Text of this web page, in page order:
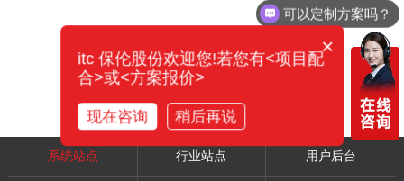
系统站点 行业站点 用户后台
可以定制方案吗？
×
itc 保伦股份欢迎您!若您有<项目配
合>或<方案报价>
现在咨询 稍后再说